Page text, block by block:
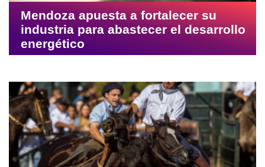
Mendoza apuesta a fortalecer su
industria para abastecer el desarrollo
energético